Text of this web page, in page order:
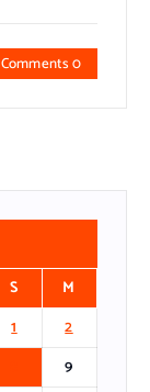
Comments 0
S
M
1
2
9